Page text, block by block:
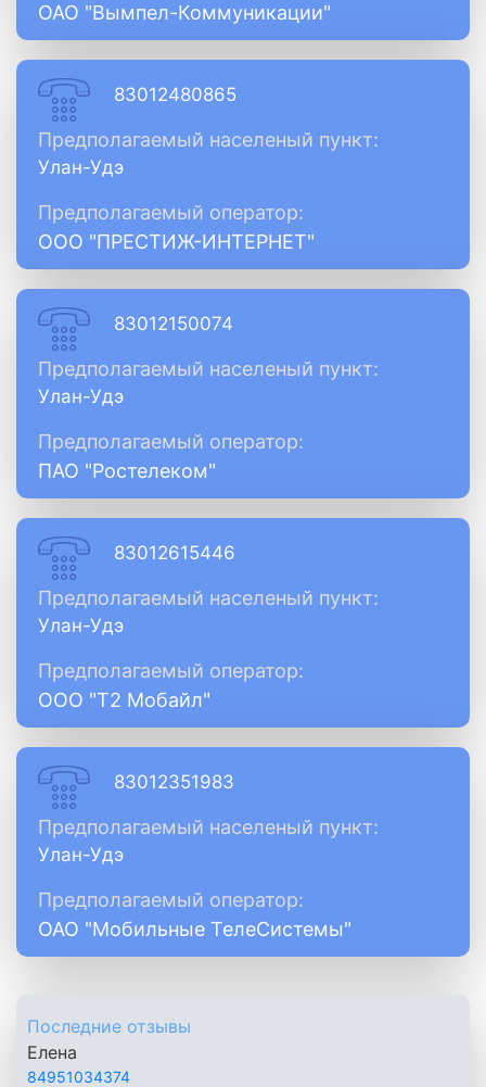
ОАО "Вымпел-Коммуникации"
83012480865
Предполагаемый населеный пункт:
Улан-Удэ
Предполагаемый оператор:
ООО "ПРЕСТИЖ-ИНТЕРНЕТ"
83012150074
Предполагаемый населеный пункт:
Улан-Удэ
Предполагаемый оператор:
ПАО "Ростелеком"
83012615446
Предполагаемый населеный пункт:
Улан-Удэ
Предполагаемый оператор:
ООО "Т2 Мобайл"
83012351983
Предполагаемый населеный пункт:
Улан-Удэ
Предполагаемый оператор:
ОАО "Мобильные ТелеСистемы"
Последние отзывы
Елена
84951034374